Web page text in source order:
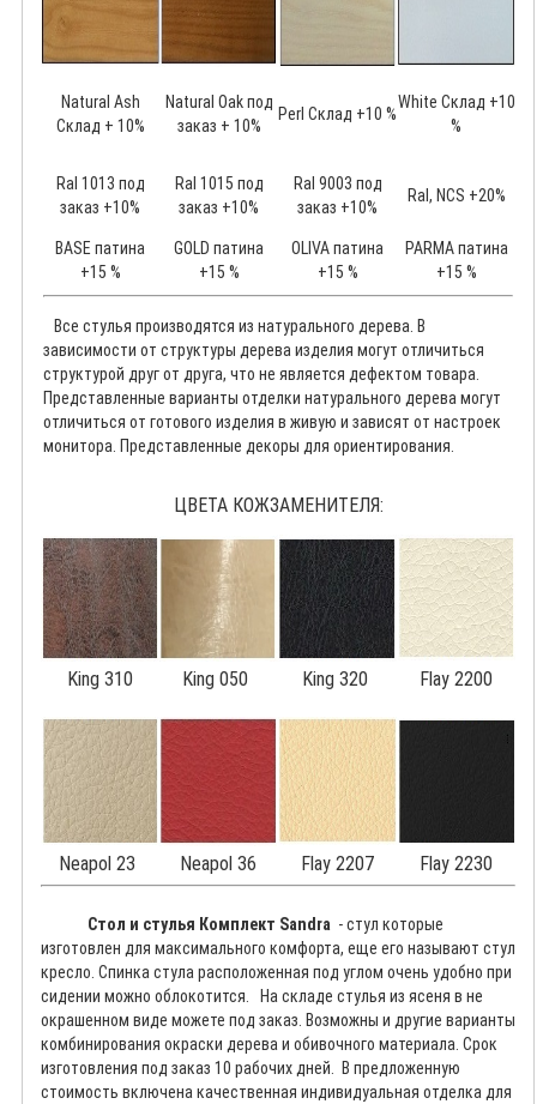
Natural Ash
Склад + 10%
Natural Oak под
заказ + 10%
Perl Склад +10 %
White Склад +10
%
Ral 1013 под
заказ +10%
Ral 1015 под
заказ +10%
Ral 9003 под
заказ +10%
Ral, NCS +20%
BASE патина
+15 %
GOLD патина
+15 %
OLIVA патина
+15 %
PARMA патина
+15 %
Все стулья производятся из натурального дерева. В
зависимости от структуры дерева изделия могут отличиться
структурой друг от друга, что не является дефектом товара.
Представленные варианты отделки натурального дерева могут
отличиться от готового изделия в живую и зависят от настроек
монитора. Представленные декоры для ориентирования.
ЦВЕТА КОЖЗАМЕНИТЕЛЯ:
King 310 King 050 King 320 Flay 2200
Neapol 23 Neapol 36 Flay 2207 Flay 2230
Стол и стулья Комплект Sandra - стул которые
изготовлен для максимального комфорта, еще его называют стул
кресло. Спинка стула расположенная под углом очень удобно при
сидении можно облокотится. На складе стулья из ясеня в не
окрашенном виде можете под заказ. Возможны и другие варианты
комбинирования окраски дерева и обивочного материала. Срок
изготовления под заказ 10 рабочих дней. В предложенную
стоимость включена качественная индивидуальная отделка для